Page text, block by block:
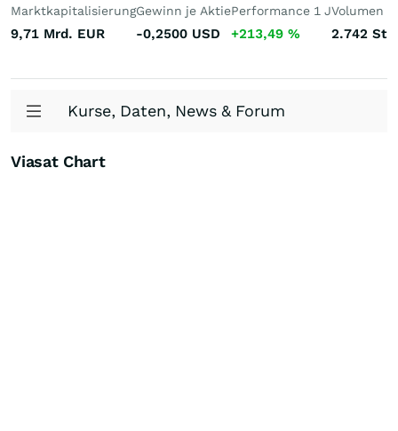
Marktkapitalisierung
9,71 Mrd. EUR
Gewinn je Aktie
-0,2500 USD
Performance 1 J
+213,49 %
Volumen
2.742 St.
Kurse, Daten, News & Forum
Viasat Chart